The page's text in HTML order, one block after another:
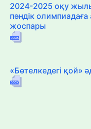
2024-2025 оқу
пәндік
жоспары
«Бөтелкедегі қой»